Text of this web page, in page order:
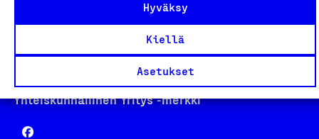
Hyväksy
Kiellä
Asetukset
Design From Finland
Yhteiskunnallinen Yritys -merkki